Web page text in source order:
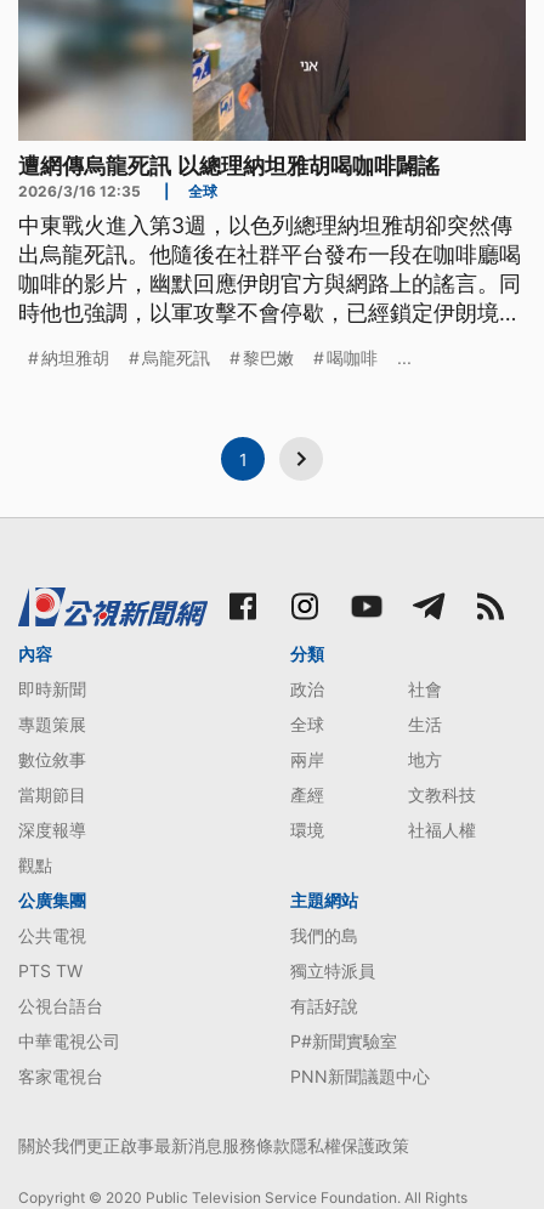
遭網傳烏龍死訊 以總理納坦雅胡喝咖啡闢謠
2026/3/16 12:35 全球
中東戰火進入第3週，以色列總理納坦雅胡卻突然傳
出烏龍死訊。他隨後在社群平台發布一段在咖啡廳喝
咖啡的影片，幽默回應伊朗官方與網路上的謠言。同
時他也強調，以軍攻擊不會停歇，已經鎖定伊朗境內
嫩，死亡人數已經攀升到850人。
納坦雅胡 烏龍死訊 黎巴嫩 喝咖啡 ...
1
內容
即時新聞
專題策展
數位敘事
當期節目
深度報導
觀點
分類
政治
社會
全球
生活
兩岸
地方
產經
文教科技
環境
社福人權
公廣集團
公共電視
PTS TW
公視台語台
中華電視公司
客家電視台
主題網站
我們的島
獨立特派員
有話好說
P#新聞實驗室
PNN新聞議題中心
關於我們更正啟事最新消息服務條款隱私權保護政策
Copyright © 2020 Public Television Service Foundation. All Rights